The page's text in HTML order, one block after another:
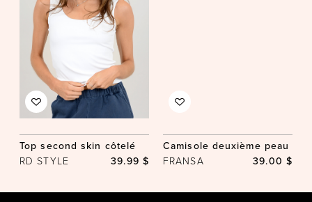
Top second skin côtelé
RD STYLE 39.99 $
Camisole deuxième peau
FRANSA 39.00 $